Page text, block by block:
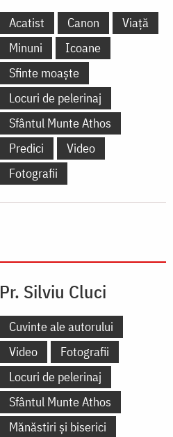
Acatist Canon
Viață
Minuni
Icoane
Sfinte moaște
Locuri de pelerinaj
Sfântul Munte Athos
Predici
Video
Fotografii
Pr. Silviu Cluci
Cuvinte ale autorului
Video
Fotografii
Locuri de pelerinaj
Sfântul Munte Athos
Mănăstiri și biserici